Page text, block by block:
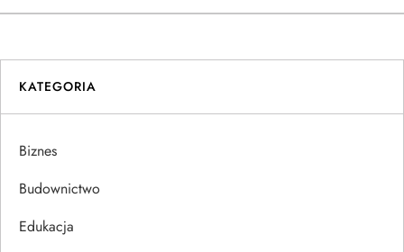
w
i
g
a
c
KATEGORIA
Biznes
Budownictwo
Edukacja